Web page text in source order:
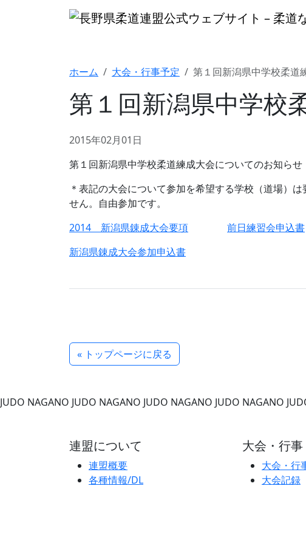
ホーム 大会・行事予定 第１回新潟県中学校柔道
第１回新潟県中学校
2015年02月01日
第１回新潟県中学校柔道練成大会についてのお知らせ
＊表記の大会について参加を希望する学校（道場）
せん。自由参加です。
2014 新潟県錬成大会要項
前日練習会申込書
新潟県錬成大会参加申込書
« トップページに戻る
JUDO NAGANO JUDO NAGANO JUDO NAGANO JUDO NAGANO
連盟について
連盟概要
各種情報/DL
大会・行事
大会・行
大会記録